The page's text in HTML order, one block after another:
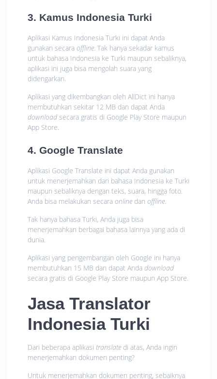
3. Kamus Indonesia Turki
Aplikasi Kamus Indonesia Turki ini dapat Anda
gunakan secara offline. Tak hanya sekadar kamus
untuk bahasa Indonesia ke Turki maupun sebaliknya,
aplikasi ini juga bisa mengolah suara yang
didengarkan.
Aplikasi yang dikembangkan oleh AllDict ini hanya
membutuhkan sekitar 12 MB dan dapat Anda
download secara gratis di Google Play Store maupun
App Store.
4. Google Translate
Aplikasi Google Translate ini dapat Anda gunakan
untuk menerjemahkan dari bahasa Indonesia ke Turki
maupun sebaliknya dengan teks, suara, hingga foto.
Anda bisa melakukan secara online dan offline.
Tak hanya bahasa Turki, Anda juga bisa
menerjemahkan berbagai bahasa lainnya yang ada di
dunia.
Aplikasi yang pengembangan oleh Google ini hanya
membutuhkan 15 MB dan dapat Anda download
secara gratis di Google Play Store maupun App Store.
Jasa Translator
Indonesia Turki
Dari beberapa aplikasi translate di atas, Anda ingin
menerjemahkan dokumen penting?
Untuk menerjemahkan dokumen penting, sebaiknya